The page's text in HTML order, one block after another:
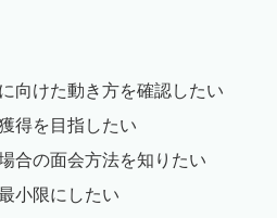
向けた動き方を確認したい
得を目指したい
合の面会方法を知りたい
小限にしたい